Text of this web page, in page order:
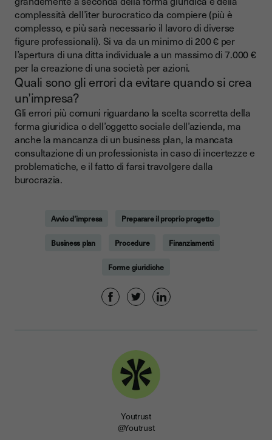
complessità dell’iter burocratico da compiere (più è
complesso, e più sarà necessario il lavoro di diverse
figure professionali). Si va da un minimo di 200 € per
l’apertura di una ditta individuale a un massimo di 7.000 €
per la creazione di una società per azioni.
Quali sono gli errori da evitare quando si crea
un’impresa?
Gli errori più comuni riguardano la scelta scorretta della
forma giuridica o dell’oggetto sociale dell’azienda, ma
anche la mancanza di un business plan, la mancata
consultazione di un professionista in caso di incertezze e
problematiche, e il fatto di farsi travolgere dalla
burocrazia.
Avvio d’impresa Preparare il proprio progetto
Business plan Procedure Finanziamenti
Forme giuridiche
Youtrust
@Youtrust